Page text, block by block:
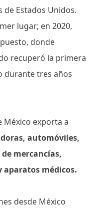
de Estados Unidos.
lugar; en 2020,
donde
recuperó la primera
durante tres años
México exporta a
automóviles,
mercancías,
médicos.
desde México